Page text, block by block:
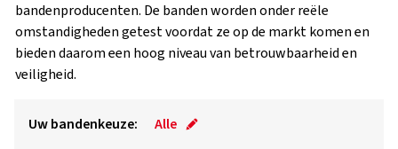
bandenproducenten. De banden worden onder reële
omstandigheden getest voordat ze op de markt komen en
bieden daarom een hoog niveau van betrouwbaarheid en
veiligheid.
Uw bandenkeuze: Alle